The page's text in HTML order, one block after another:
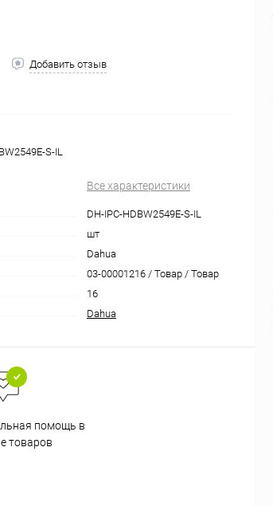
Добавить отзыв
S-IL
Все характеристики
DH-IPC-HDBW2549E-S-IL
шт
Dahua
03-00001216 / Товар / Товар
16
Dahua
помощь в
товаров